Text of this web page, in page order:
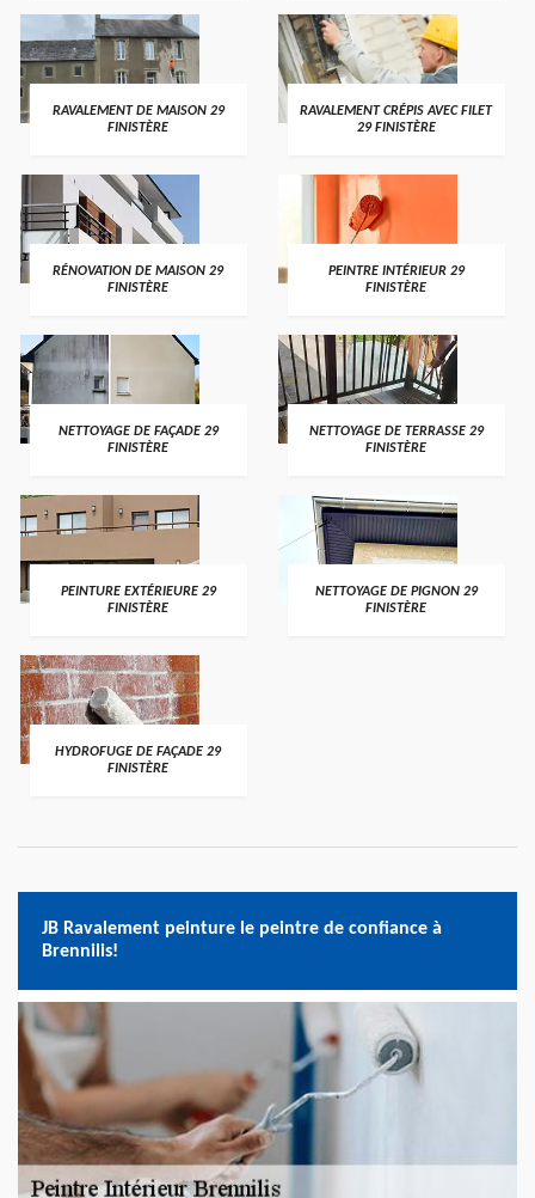
RAVALEMENT DE MAISON 29
FINISTÈRE
RAVALEMENT CRÉPIS AVEC FILET
29 FINISTÈRE
RÉNOVATION DE MAISON 29
FINISTÈRE
PEINTRE INTÉRIEUR 29
FINISTÈRE
NETTOYAGE DE FAÇADE 29
FINISTÈRE
NETTOYAGE DE TERRASSE 29
FINISTÈRE
PEINTURE EXTÉRIEURE 29
FINISTÈRE
NETTOYAGE DE PIGNON 29
FINISTÈRE
HYDROFUGE DE FAÇADE 29
FINISTÈRE
JB Ravalement peinture le peintre de confiance à
Brennilis!